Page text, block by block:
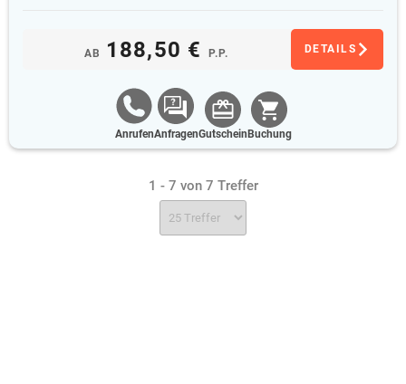
AB 188,50 € P.P. DETAILS
AnrufenAnfragenGutschein Buchung
1 - 7 von 7 Treffer